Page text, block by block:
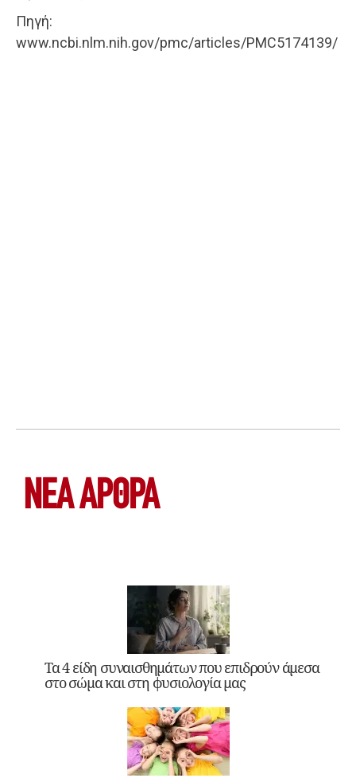
Πηγή:
www.ncbi.nlm.nih.gov/pmc/articles/PMC5174139/
ΝΕΑ ΆΡΘΡΑ
Τα 4 είδη συναισθημάτων που επιδρούν άμεσα
στο σώμα και στη φυσιολογία μας